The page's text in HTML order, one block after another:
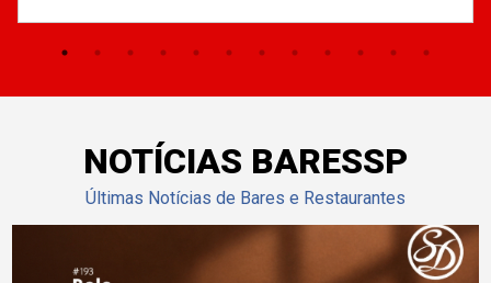
NOTÍCIAS BARESSP
Últimas Notícias de Bares e Restaurantes